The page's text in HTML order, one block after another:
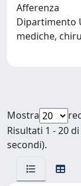
Afferenza
Dipartimento
mediche,
Mostra
Risultati 1 - 20
secondi).